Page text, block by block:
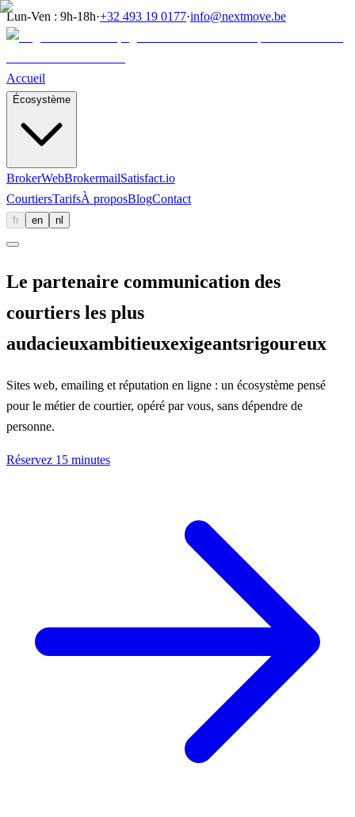
Lun-Ven : 9h-18h·+32 493 19 0177·info@nextmove.be
Accueil
Écosystème
BrokerWebBrokermailSatisfact.io
CourtiersTarifsÀ proposBlogContact
fr en nl
Le partenaire communication des
courtiers les plus
audacieuxambitieuxexigeantsrigoureux
Sites web, emailing et réputation en ligne : un écosystème pensé
pour le métier de courtier, opéré par vous, sans dépendre de
personne.
Réservez 15 minutes